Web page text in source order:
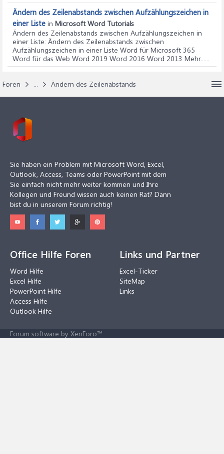
Ändern des Zeilenabstands zwischen Aufzählungszeichen in
einer Liste in Microsoft Word Tutorials
Ändern des Zeilenabstands zwischen Aufzählungszeichen in
einer Liste: Ändern des Zeilenabstands zwischen
Aufzählungszeichen in einer Liste Word für Microsoft 365
Word für das Web Word 2019 Word 2016 Word 2013 Mehr......
Foren ... Ändern des Zeilenabstands
Sie haben ein Problem mit Microsoft Word, Excel,
Outlook, Access, Teams oder PowerPoint mit dem
Sie einfach nicht mehr weiter kommen und Ihre
Kollegen und Freund wissen auch keinen Rat? Dann
bist du in unserem Forum richtig!
Office Hilfe Foren
Word Hilfe
Excel Hilfe
PowerPoint Hilfe
Access Hilfe
Outlook Hilfe
Links und Partner
Excel-Ticker
SiteMap
Links
Forum software by XenForo™